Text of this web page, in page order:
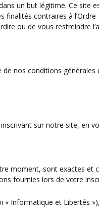
un but légitime. Ce site
contraires à
ou de vous restreindre
nos conditions générales
sur notre site, en
moment, sont exactes et
fournies lors de votre
« Informatique et Libertés